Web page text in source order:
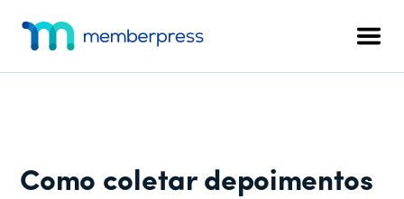
para
conteúdo
para
barra
para
rodapé
adicional
completo
Como coletar depoimentos